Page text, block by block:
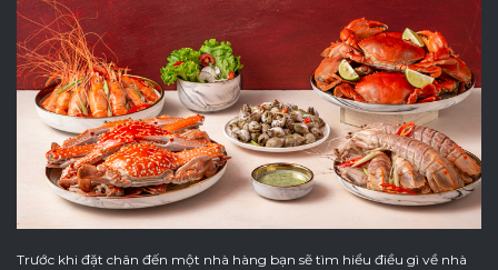
Trước khi đặt chân đến một nhà hàng bạn sẽ tìm hiểu điều gì về nhà